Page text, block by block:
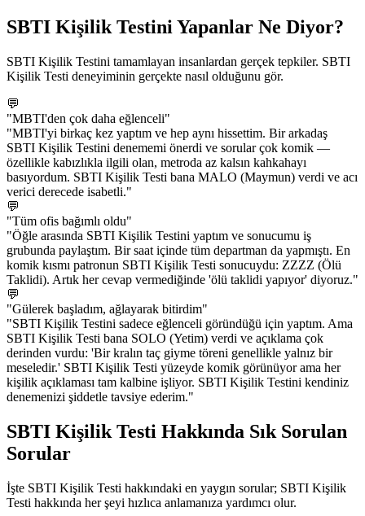
SBTI Kişilik Testini Yapanlar Ne Diyor?
SBTI Kişilik Testini tamamlayan insanlardan gerçek tepkiler. SBTI
Kişilik Testi deneyiminin gerçekte nasıl olduğunu gör.
💬
"MBTI'den çok daha eğlenceli"
"MBTI'yi birkaç kez yaptım ve hep aynı hissettim. Bir arkadaş
SBTI Kişilik Testini denememi önerdi ve sorular çok komik —
özellikle kabızlıkla ilgili olan, metroda az kalsın kahkahayı
basıyordum. SBTI Kişilik Testi bana MALO (Maymun) verdi ve acı
verici derecede isabetli."
💬
"Tüm ofis bağımlı oldu"
"Öğle arasında SBTI Kişilik Testini yaptım ve sonucumu iş
grubunda paylaştım. Bir saat içinde tüm departman da yapmıştı. En
komik kısmı patronun SBTI Kişilik Testi sonucuydu: ZZZZ (Ölü
Taklidi). Artık her cevap vermediğinde 'ölü taklidi yapıyor' diyoruz."
💬
"Gülerek başladım, ağlayarak bitirdim"
"SBTI Kişilik Testini sadece eğlenceli göründüğü için yaptım. Ama
SBTI Kişilik Testi bana SOLO (Yetim) verdi ve açıklama çok
derinden vurdu: 'Bir kralın taç giyme töreni genellikle yalnız bir
meseledir.' SBTI Kişilik Testi yüzeyde komik görünüyor ama her
kişilik açıklaması tam kalbine işliyor. SBTI Kişilik Testini kendiniz
denemenizi şiddetle tavsiye ederim."
SBTI Kişilik Testi Hakkında Sık Sorulan
Sorular
İşte SBTI Kişilik Testi hakkındaki en yaygın sorular; SBTI Kişilik
Testi hakkında her şeyi hızlıca anlamanıza yardımcı olur.